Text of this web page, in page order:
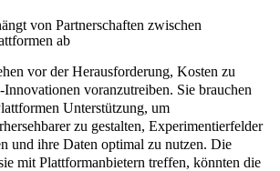
von Partnerschaften zwischen
ab
vor der Herausforderung, Kosten zu
voranzutreiben. Sie brauchen
Unterstützung, um
zu gestalten, Experimentierfelder
und ihre Daten optimal zu nutzen. Die
mit Plattformanbietern treffen, könnten die